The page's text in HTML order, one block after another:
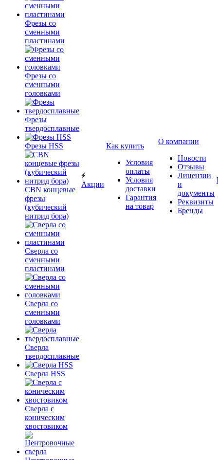
Фрезы со
сменными
пластинами
Фрезы со
сменными
головками
Фрезы
твердосплавные
Фрезы HSS
CBN концевые
фрезы
(кубический
нитрид бора)
Сверла со
сменными
пластинами
Сверла со
сменными
головками
Сверла
твердосплавные
Сверла HSS
Сверла с
коническим
хвостовиком
Акции
Как купить
Условия
оплаты
Условия
доставки
Гарантия
на товар
О компании
Новости
Отзывы
Лицензии
и
документы
Реквизиты
Бренды